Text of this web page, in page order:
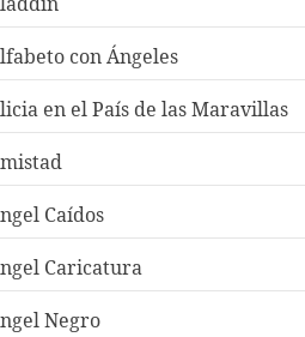
con Ángeles
en el País de las Maravillas
Caídos
Caricatura
Negro